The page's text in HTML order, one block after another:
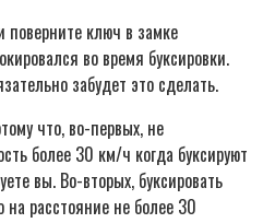
поверните ключ в замке
во время буксировки.
забудет это сделать.
что, во-первых, не
более 30 км/ч когда буксируют
вы. Во-вторых, буксировать
расстояние не более 30